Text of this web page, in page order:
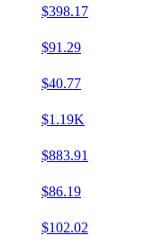
$398.17
$91.29
$40.77
$1.19K
$883.91
$86.19
$102.02